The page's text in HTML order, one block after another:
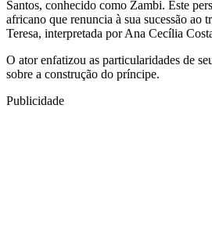
Santos, conhecido como Zambi. Este
africano que renuncia à sua sucessão ao
Teresa, interpretada por Ana Cecília
O ator enfatizou as particularidades de
sobre a construção do príncipe.
Publicidade